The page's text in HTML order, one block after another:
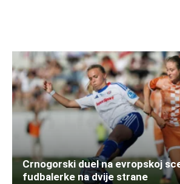
Crnogorski duel na evropskoj
fudbalerke na dvije strane